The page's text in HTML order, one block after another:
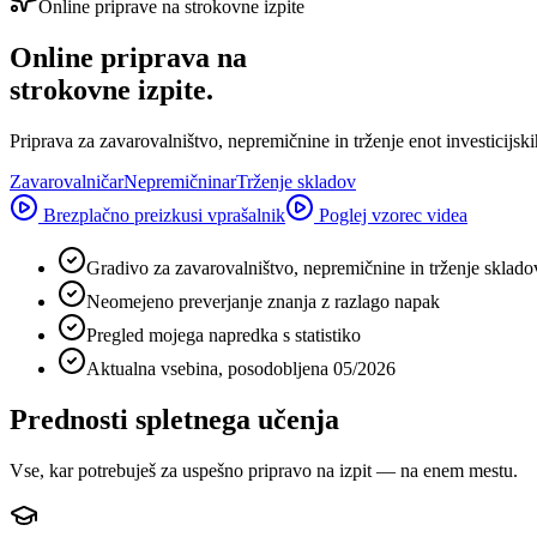
Online priprave na strokovne izpite
Online priprava na
strokovne izpite.
Priprava za zavarovalništvo, nepremičnine in trženje enot
ZavarovalničarNepremičninarTrženje skladov
Brezplačno preizkusi vprašalnik
Poglej vzorec videa
Gradivo za zavarovalništvo, nepremičnine in trženje
Neomejeno preverjanje znanja z razlago napak
Pregled mojega napredka s statistiko
Aktualna vsebina, posodobljena 05/2026
Prednosti spletnega učenja
Vse, kar potrebuješ za uspešno pripravo na izpit — na enem mestu.